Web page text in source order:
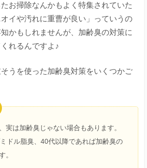
お掃除なんかもよく特集されていた
イや汚れに重曹が良い」っていうの
かもしれませんが、加齢臭の対策に
れるんですよ♪
うを使った加齢臭対策をいくつかご
実は加齢臭じゃない場合もあります。
ドル脂臭、40代以降であれば加齢臭の
。